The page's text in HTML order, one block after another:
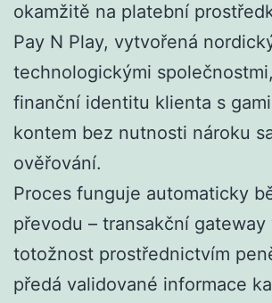
okamžitě na platební
Pay N Play, vytvořená
technologickými
finanční identitu klienta s
kontem bez nutnosti nároku
ověřování.
Proces funguje automaticky
převodu – transakční gateway
totožnost prostřednictvím
předá validované informace